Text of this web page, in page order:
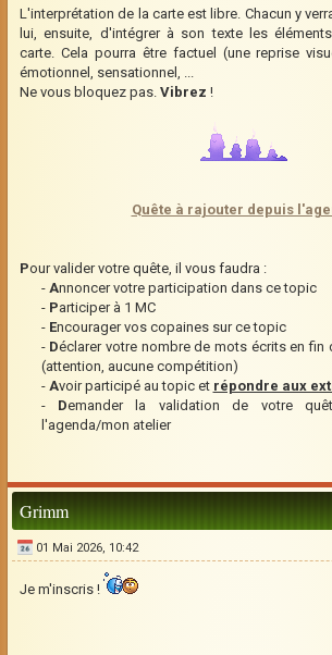
L'interprétation de la carte est libre. Chacun y
lui, ensuite, d'intégrer à son texte les
carte. Cela pourra être factuel (une reprise
émotionnel, sensationnel, ...
Ne vous bloquez pas. Vibrez !
Quête à rajouter depuis
Pour valider votre quête, il vous faudra :
- Annoncer votre participation dans ce topic
- Participer à 1 MC
- Encourager vos copaines sur ce topic
- Déclarer votre nombre de mots écrits en fin
(attention, aucune compétition)
- Avoir participé au topic et répondre aux
- Demander la validation de votre
l'agenda/mon atelier
Grimm
01 Mai 2026, 10:42
Je m'inscris !